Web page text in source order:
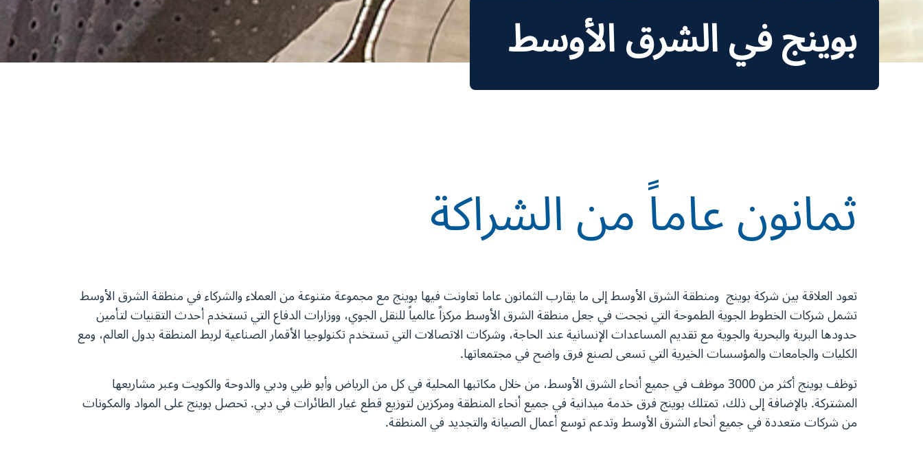
بوينج في الشرق الأوسط
ثمانون عاماً من الشراكة
تعود العلاقة بين شركة بوينج ومنطقة الشرق الأوسط إلى ما يقارب الثمانون عاما تعاونت فيها بوينج مع مجموعة متنوعة من العملاء والشركاء في منطقة الشرق الأوسط
تشمل شركات الخطوط الجوية الطموحة التي نجحت في جعل منطقة الشرق الأوسط مركزاً عالمياً للنقل الجوي، ووزارات الدفاع التي تستخدم أحدث التقنيات لتأمين
حدودها البرية والبحرية والجوية مع تقديم المساعدات الإنسانية عند الحاجة، وشركات الاتصالات التي تستخدم تكنولوجيا الأقمار الصناعية لربط المنطقة بدول العالم، ومع
الكليات والجامعات والمؤسسات الخيرية التي تسعى لصنع فرق واضح في مجتمعاتها.
توظف بوينج أكثر من 3000 موظف في جميع أنحاء الشرق الأوسط، من خلال مكاتبها المحلية في كل من الرياض وأبو ظبي ودبي والدوحة والكويت وعبر مشاريعها
المشتركة. بالإضافة إلى ذلك، تمتلك بوينج فرق خدمة ميدانية في جميع أنحاء المنطقة ومركزين لتوزيع قطع غيار الطائرات في دبي. تحصل بوينج على المواد والمكونات
من شركات متعددة في جميع أنحاء الشرق الأوسط وتدعم توسع أعمال الصيانة والتجديد في المنطقة.